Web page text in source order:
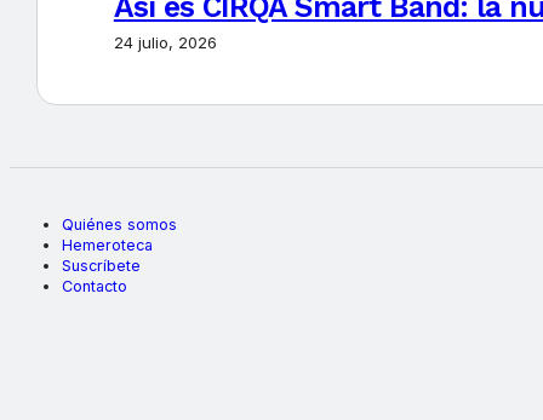
24 julio, 2026
Quiénes somos
Hemeroteca
Suscríbete
Contacto